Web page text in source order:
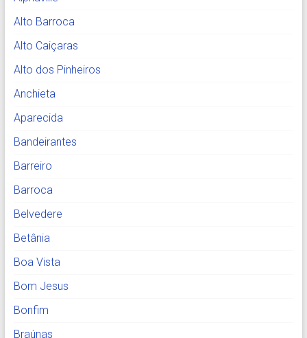
Alto Barroca
Alto Caiçaras
Alto dos Pinheiros
Anchieta
Aparecida
Bandeirantes
Barreiro
Barroca
Belvedere
Betânia
Boa Vista
Bom Jesus
Bonfim
Braúnas